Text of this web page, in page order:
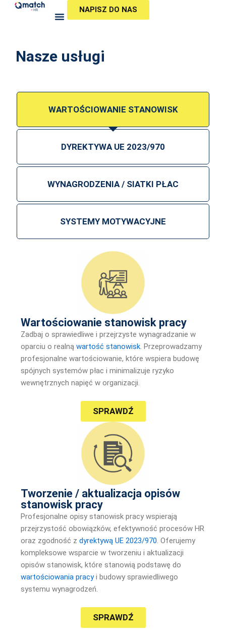
Przejdź
NAPISZ DO NAS
Nasze usługi
WARTOŚCIOWANIE STANOWISK
DYREKTYWA UE 2023/970
WYNAGRODZENIA / SIATKI PŁAC
SYSTEMY MOTYWACYJNE
Wartościowanie stanowisk pracy
Zadbaj o sprawiedliwe i przejrzyste wynagradzanie w
oparciu o realnąwartość stanowisk. Przeprowadzamy
profesjonalne wartościowanie, które wspiera budowę
spójnych systemów płac i minimalizuje ryzyko
wewnętrznych napięć w organizacji.
SPRAWDŹ
Tworzenie / aktualizacja opisów
stanowisk pracy
Profesjonalne opisy stanowisk pracy wspierają
przejrzystość obowiązków, efektywność procesów HR
oraz zgodność zdyrektywą UE 2023/970. Oferujemy
kompleksowe wsparcie w tworzeniu i aktualizacji
opisów stanowisk, które stanowią podstawę do
wartościowania pracyi budowy sprawiedliwego
systemu wynagrodzeń.
SPRAWDŹ